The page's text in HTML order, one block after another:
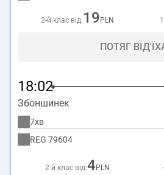
2-й клас від: 19 PLN
ПОТЯГ
18:02
Збоншинек
7хв
REG 79604
2-й клас від:4 PLN